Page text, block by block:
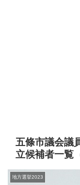
五條市議会議
立候補者一覧
地方選挙2023